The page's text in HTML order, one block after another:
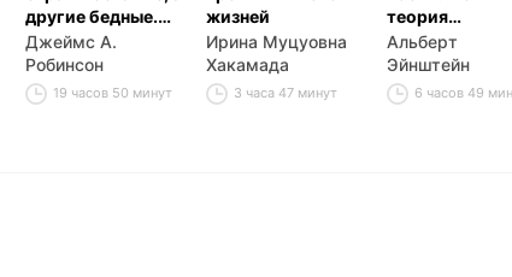
другие бедные.
Происхождение
власти,
процветания и
нищеты
Джеймс А.
Робинсон
19 часов 50 минут
жизней
Ирина Муцуовна
Хакамада
3 часа 47 минут
теория
Альберт
Эйнштейн
6 часов 49